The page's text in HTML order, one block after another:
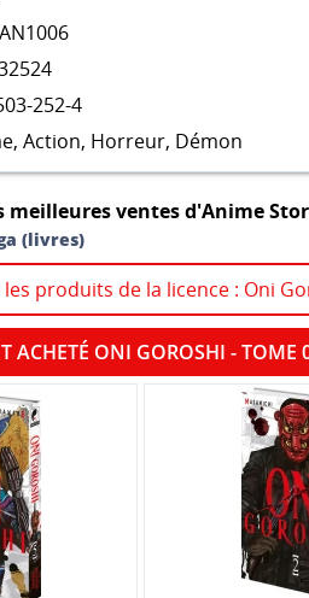
252-4
, Action, Horreur, Démon
meilleures ventes d'Anime
(livres)
produits de la licence : Oni
ACHETÉ ONI GOROSHI -